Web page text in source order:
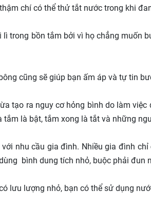
chí có thể thử tắt nước trong khi
trong bồn tắm bởi vì họ chẳng muốn
cũng sẽ giúp bạn ấm áp và tự tin
tạo ra nguy cơ hỏng bình do làm
là bật, tắm xong là tắt và những
nhu cầu gia đình. Nhiều gia đình
bình dung tích nhỏ, buộc phải đun
lưu lượng nhỏ, bạn có thể sử dụng